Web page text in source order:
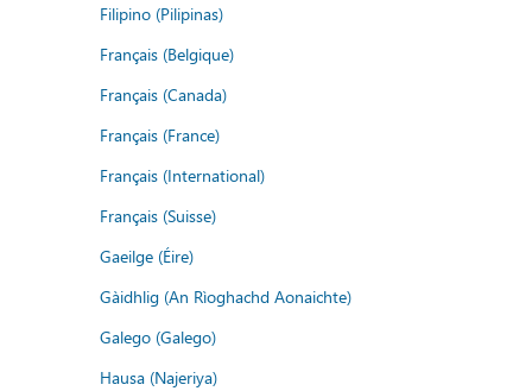
Filipino (Pilipinas)
Français (Belgique)
Français (Canada)
Français (France)
Français (International)
Français (Suisse)
Gaeilge (Éire)
Gàidhlig (An Rìoghachd Aonaichte)
Galego (Galego)
Hausa (Najeriya)